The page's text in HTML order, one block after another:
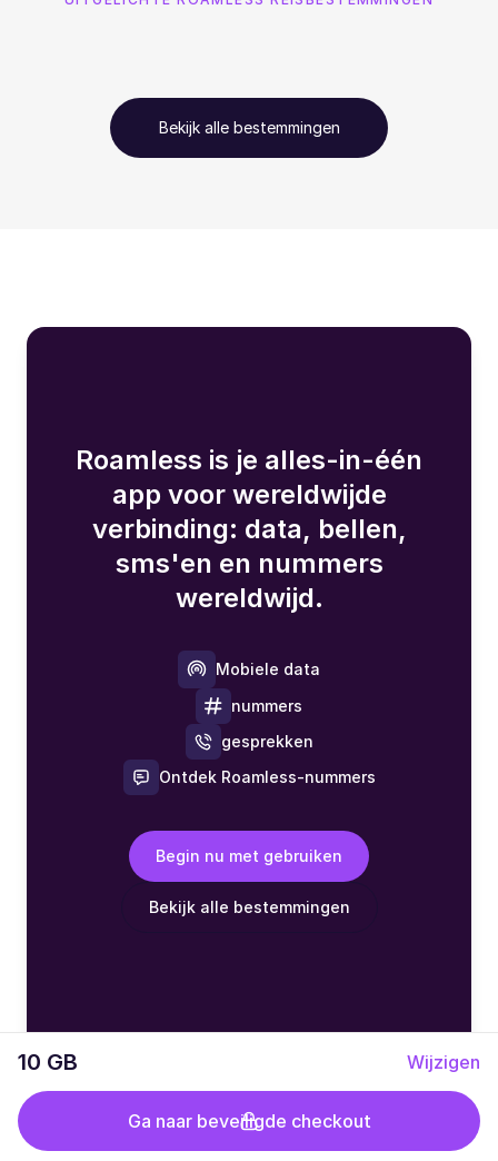
10 GB Wijzigen
Ga naar beveiligde checkout
Bekijk alle bestemmingen
Roamless is je alles-in-één
app voor wereldwijde
verbinding: data, bellen,
sms'en en nummers
wereldwijd.
Mobiele data
nummers
gesprekken
Ontdek Roamless-nummers
Begin nu met gebruiken
Bekijk alle bestemmingen